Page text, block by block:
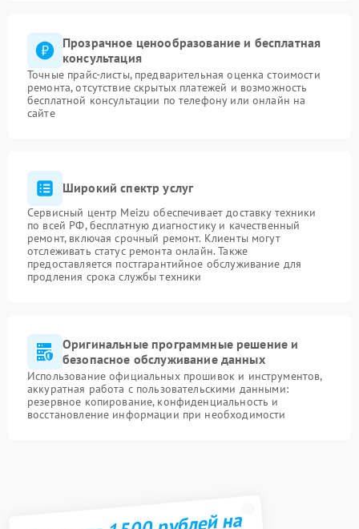
Прозрачное ценообразование и бесплатная
консультация
Точные прайс-листы, предварительная оценка стоимости
ремонта, отсутствие скрытых платежей и возможность
бесплатной консультации по телефону или онлайн на
сайте
Широкий спектр услуг
Сервисный центр Meizu обеспечивает доставку техники
по всей РФ, бесплатную диагностику и качественный
ремонт, включая срочный ремонт. Клиенты могут
отслеживать статус ремонта онлайн. Также
предоставляется постгарантийное обслуживание для
продления срока службы техники
Оригинальные программные решение и
безопасное обслуживание данных
Использование официальных прошивок и инструментов,
аккуратная работа с пользовательскими данными:
резервное копирование, конфиденциальность и
восстановление информации при необходимости